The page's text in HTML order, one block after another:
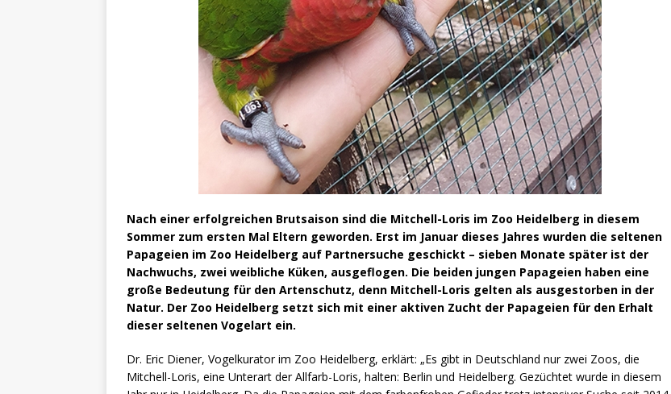
Nach einer erfolgreichen Brutsaison sind die Mitchell-Loris im Zoo Heidelberg in diesem
Sommer zum ersten Mal Eltern geworden. Erst im Januar dieses Jahres wurden die seltenen
Papageien im Zoo Heidelberg auf Partnersuche geschickt – sieben Monate später ist der
Nachwuchs, zwei weibliche Küken, ausgeflogen. Die beiden jungen Papageien haben eine
große Bedeutung für den Artenschutz, denn Mitchell-Loris gelten als ausgestorben in der
Natur. Der Zoo Heidelberg setzt sich mit einer aktiven Zucht der Papageien für den Erhalt
dieser seltenen Vogelart ein.
Dr. Eric Diener, Vogelkurator im Zoo Heidelberg, erklärt: „Es gibt in Deutschland nur zwei Zoos, die
Mitchell-Loris, eine Unterart der Allfarb-Loris, halten: Berlin und Heidelberg. Gezüchtet wurde in diesem